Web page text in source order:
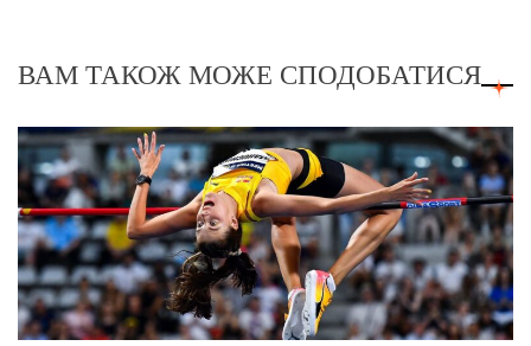
ВАМ ТАКОЖ МОЖЕ СПОДОБАТИСЯ